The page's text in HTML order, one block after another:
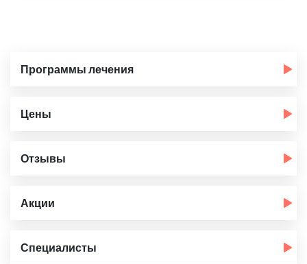
Программы лечения
Цены
Отзывы
Акции
Специалисты